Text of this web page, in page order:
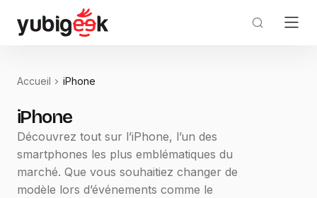
Accueil iPhone
iPhone
Découvrez tout sur l’iPhone, l’un des
smartphones les plus emblématiques du
marché. Que vous souhaitiez changer de
modèle lors d’événements comme le